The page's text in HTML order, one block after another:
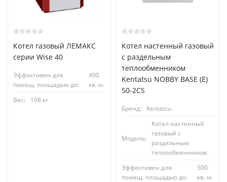
Котел газовый ЛЕМАКС
серии Wise 40
Эффективен для
помещ. площадью до:
400
кв. м.
Вес:
168 кг
Котел настенный газовый
с раздельным
теплообменником
Kentatsu NOBBY BASE (E)
50-2CS
Бренд: Kentatsu
Модель:
Котел настенный
газовый с
раздельным
теплообменником
Эффективен для
помещ. площадью до:
500
кв. м.